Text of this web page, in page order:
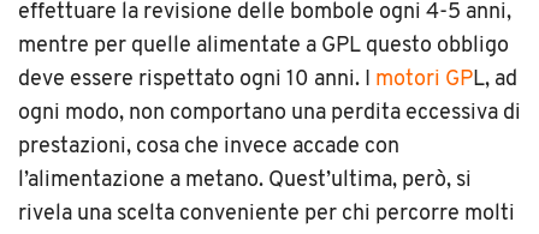
effettuare la revisione delle bombole ogni 4-5 anni,
mentre per quelle alimentate a GPL questo obbligo
deve essere rispettato ogni 10 anni. I motori GPL, ad
ogni modo, non comportano una perdita eccessiva di
prestazioni, cosa che invece accade con
l’alimentazione a metano. Quest’ultima, però, si
rivela una scelta conveniente per chi percorre molti